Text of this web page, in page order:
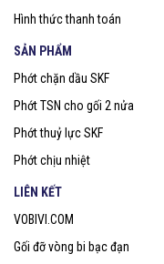
Hình thức thanh toán
SẢN PHẨM
Phớt chặn dầu SKF
Phớt TSN cho gối 2 nửa
Phớt thuỷ lực SKF
Phớt chịu nhiệt
LIÊN KẾT
VOBIVI.COM
Gối đỡ vòng bi bạc đạn